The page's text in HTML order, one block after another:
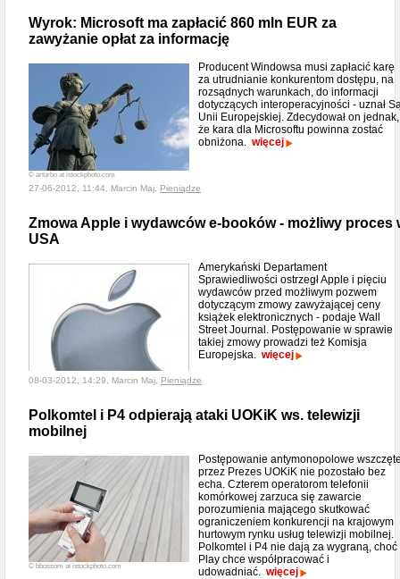
Wyrok: Microsoft ma zapłacić 860 mln EUR za
zawyżanie opłat za informację
© arturbo at istockphoto.com
Producent Windowsa musi zapłacić karę
za utrudnianie konkurentom dostępu, na
rozsądnych warunkach, do informacji
dotyczących interoperacyjności - uznał
Unii Europejskiej. Zdecydował on jednak,
że kara dla Microsoftu powinna zostać
obniżona. więcej
27-06-2012, 11:44, Marcin Maj, Pieniądze
Zmowa Apple i wydawców e-booków - możliwy proces
USA
Amerykański Departament
Sprawiedliwości ostrzegł Apple i pięciu
wydawców przed możliwym pozwem
dotyczącym zmowy zawyżającej ceny
książek elektronicznych - podaje Wall
Street Journal. Postępowanie w sprawie
takiej zmowy prowadzi też Komisja
Europejska. więcej
08-03-2012, 14:29, Marcin Maj, Pieniądze
Polkomtel i P4 odpierają ataki UOKiK ws. telewizji
mobilnej
© bbossom at istockphoto.com
Postępowanie antymonopolowe
przez Prezes UOKiK nie pozostało bez
echa. Czterem operatorom telefonii
komórkowej zarzuca się zawarcie
porozumienia mającego skutkować
ograniczeniem konkurencji na krajowym
hurtowym rynku usług telewizji mobilnej.
Polkomtel i P4 nie dają za wygraną, choć
Play chce współpracować i
udowadniać. więcej